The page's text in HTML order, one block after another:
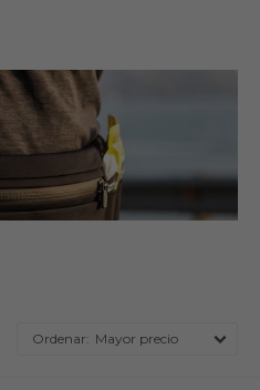
Mayor precio